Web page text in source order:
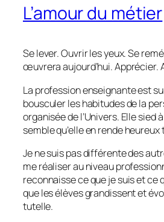
L’amour du métier
Se lever. Ouvrir les yeux. Se
œuvrera aujourd’hui. Apprécier.
La profession enseignante est
bousculer les habitudes de la
organisée de l’Univers. Elle sied
semble qu’elle en rende
Je ne suis pas différente des
me réaliser au niveau
reconnaisse ce que je suis et ce
que les élèves grandissent et
tutelle.